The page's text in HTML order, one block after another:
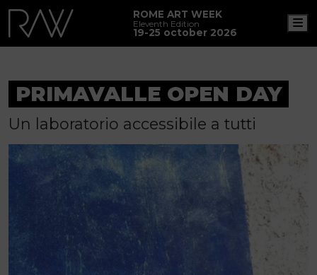
ROME ART WEEK
Eleventh Edition
19-25 october 2026
PRIMAVALLE OPEN DAY
Un laboratorio accessibile a tutti